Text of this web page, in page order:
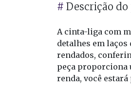
# Descrição
A cinta-liga com
detalhes em laços
rendados,
peça proporciona
renda, você